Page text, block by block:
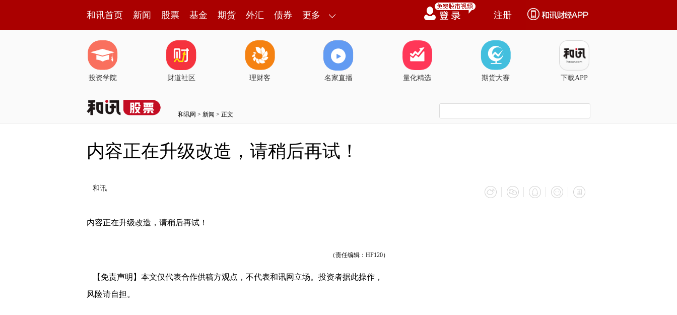
和讯首页 新闻 股票 基金 期货 外汇 债券 更多 注册
投资学院 财道社区 理财客 名家直播 量化精选 期货大赛 下载APP
和讯网 > 新闻 > 正文
内容正在升级改造，请稍后再试！
和讯
内容正在升级改造，请稍后再试！
（责任编辑：HF120）
【免责声明】本文仅代表合作供稿方观点，不代表和讯网立场。投资者据此操作，
风险请自担。